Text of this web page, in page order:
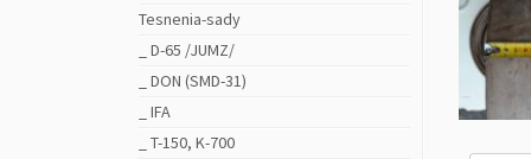
Tesnenia-sady
_ D-65 /JUMZ/
_ DON (SMD-31)
_ IFA
_ T-150, K-700